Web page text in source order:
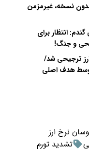
نسخه، غیرمزمن
انتظار برای
و جنگ!
ترجیحی شد/
هدف اصلی
نرخ ارز
تشدید تورم